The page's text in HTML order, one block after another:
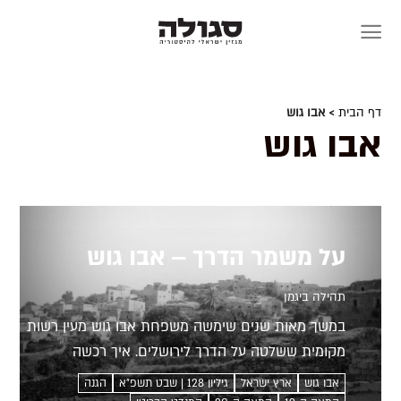
דף הבית > אבו גוש
אבו גוש
על משמר הדרך – אבו גוש
תהילה ביגמן
במשך מאות שנים שימשה משפחת אבו גוש מעין רשות
מקומית ששלטה על הדרך לירושלים. איך רכשה
המשפחה את מעמדה, איך נאבקה עליו בתהפוכות
אבו גוש ארץ ישראל גיליון 128 | שבט תשפ״א
הגנה